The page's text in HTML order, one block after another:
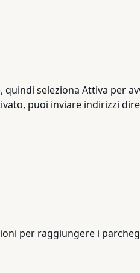
quindi seleziona Attiva per
puoi inviare indirizzi
per raggiungere i